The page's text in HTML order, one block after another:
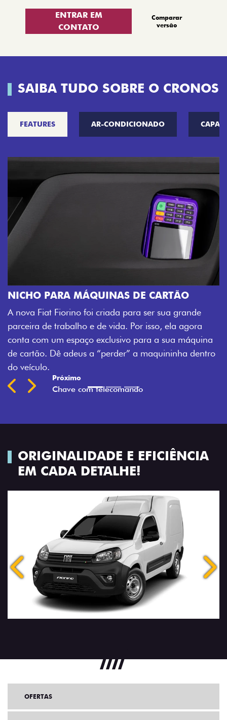
ENTRAR EM
CONTATO
Comparar
versão
SAIBA TUDO SOBRE O CRONOS
FEATURES AR-CONDICIONADO
sua grande
ela agora
sua máquina
dentro
CHAVE COM TELECOMANDO
Agora, a chave da sua nova Fiorino
veículo também à distância, e não mais
fechadura. São detalhes como esse que
mais fluidez para o seu dia de trabalho.
ORIGINALIDADE E EFICIÊNCIA
EM CADA DETALHE!
Anterior
OFERTAS